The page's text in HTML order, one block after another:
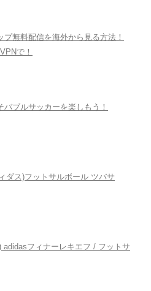
プ無料配信を海外から見る方法！
で！
バブルサッカーを楽しもう！
ダス)フットサルボール ツバサ
adidasフィナーレキエフ / フットサ